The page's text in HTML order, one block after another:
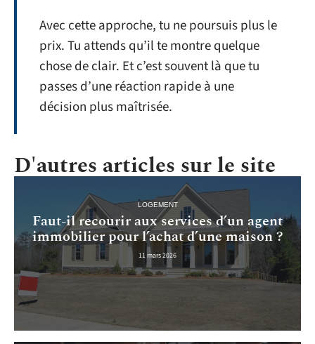
Avec cette approche, tu ne poursuis plus le
prix. Tu attends qu’il te montre quelque
chose de clair. Et c’est souvent là que tu
passes d’une réaction rapide à une
décision plus maîtrisée.
D'autres articles sur le site
LOGEMENT
Faut-il recourir aux services d’un agent
immobilier pour l’achat d’une maison ?
11 mars 2026